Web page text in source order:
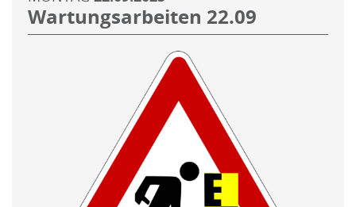
Wartungsarbeiten 22.09